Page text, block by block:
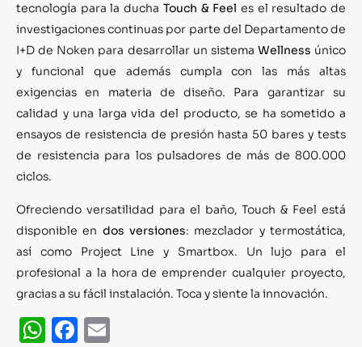
tecnología para la ducha Touch & Feel es el resultado de
investigaciones continuas por parte del Departamento de
I+D de Noken para desarrollar un sistema Wellness único
y funcional que además cumpla con las más altas
exigencias en materia de diseño. Para garantizar su
calidad y una larga vida del producto, se ha sometido a
ensayos de resistencia de presión hasta 50 bares y tests
de resistencia para los pulsadores de más de 800.000
ciclos.
Ofreciendo versatilidad para el baño, Touch & Feel está
disponible en dos versiones: mezclador y termostática,
así como Project Line y Smartbox. Un lujo para el
profesional a la hora de emprender cualquier proyecto,
gracias a su fácil instalación. Toca y siente la innovación.
WhatsApp
Facebook